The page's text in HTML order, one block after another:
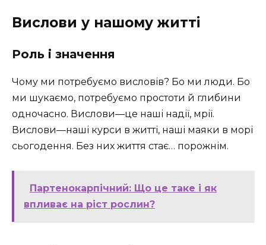
Вислови у нашому житті
Роль і значення
Чому ми потребуємо висловів? Бо ми люди. Бо
ми шукаємо, потребуємо простоти й глибини
одночасно. Вислови—це наші надії, мрії.
Вислови—наші курси в житті, наші маяки в морі
сьогодення. Без них життя стає… порожнім.
Партенокарпічний: Що це таке і як
впливає на ріст рослин?